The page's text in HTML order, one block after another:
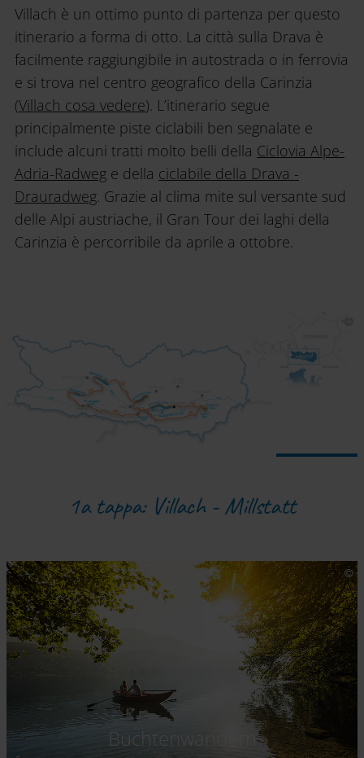
Villach è un ottimo punto di partenza per questo
itinerario a forma di otto. La città sulla Drava è
facilmente raggiungibile in autostrada o in ferrovia
e si trova nel centro geografico della Carinzia
(Villach cosa vedere). L’itinerario segue
principalmente piste ciclabili ben segnalate e
include alcuni tratti molto belli della Ciclovia Alpe-
Adria-Radweg e della ciclabile della Drava -
Drauradweg. Grazie al clima mite sul versante sud
delle Alpi austriache, il Gran Tour dei laghi della
Carinzia è percorribile da aprile a ottobre.
1a tappa: Villach - Millstatt
Buchtenwandern